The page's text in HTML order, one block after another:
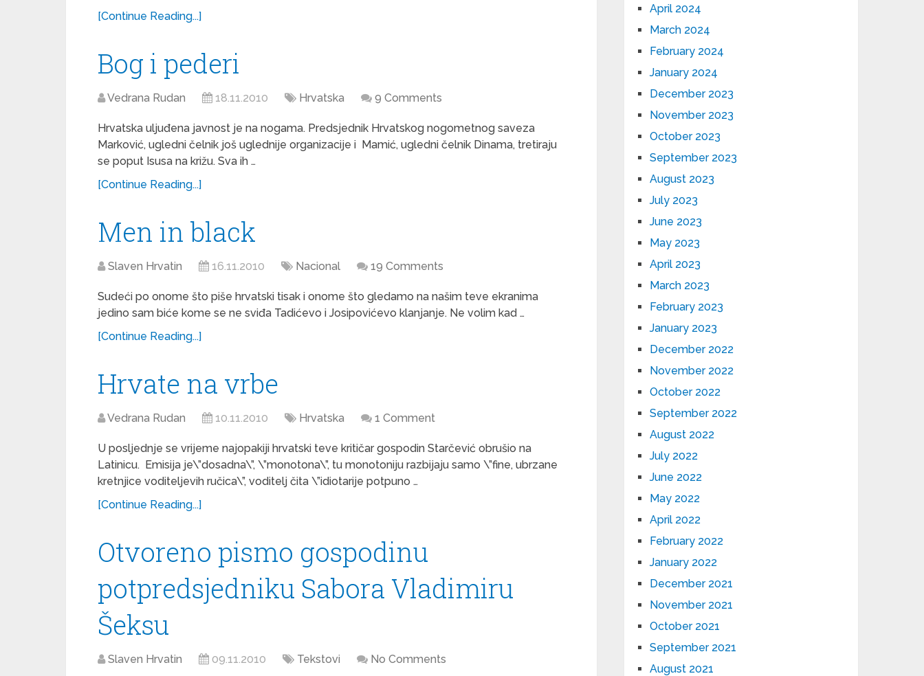
[Continue Reading...]
Bog i pederi
Vedrana Rudan 18.11.2010 Hrvatska 9 Comments
Hrvatska uljuđena javnost je na nogama. Predsjednik Hrvatskog nogometnog saveza
Marković, ugledni čelnik još uglednije organizacije i Mamić, ugledni čelnik Dinama, tretiraju
se poput Isusa na križu. Sva ih …
[Continue Reading...]
Men in black
Slaven Hrvatin 16.11.2010 Nacional 19 Comments
Sudeći po onome što piše hrvatski tisak i onome što gledamo na našim teve ekranima
jedino sam biće kome se ne sviđa Tadićevo i Josipovićevo klanjanje. Ne volim kad …
[Continue Reading...]
Hrvate na vrbe
Vedrana Rudan 10.11.2010 Hrvatska 1 Comment
U posljednje se vrijeme najopakiji hrvatski teve kritičar gospodin Starčević obrušio na
Latinicu. Emisija je\”dosadna\”, \”monotona\”, tu monotoniju razbijaju samo \”fine, ubrzane
kretnjice voditeljevih ručica\”, voditelj čita \”idiotarije potpuno …
[Continue Reading...]
Otvoreno pismo gospodinu
potpredsjedniku Sabora Vladimiru
Šeksu
Slaven Hrvatin 09.11.2010 Tekstovi No Comments
April 2024
March 2024
February 2024
January 2024
December 2023
November 2023
October 2023
September 2023
August 2023
July 2023
June 2023
May 2023
April 2023
March 2023
February 2023
January 2023
December 2022
November 2022
October 2022
September 2022
August 2022
July 2022
June 2022
May 2022
April 2022
February 2022
January 2022
December 2021
November 2021
October 2021
September 2021
August 2021